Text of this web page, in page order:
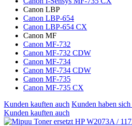
Canon LBP
Canon LBP-654
Canon LBP-654 CX
Canon MF
Canon MF-732
Canon MF-732 CDW
Canon MF-734
Canon MF-734 CDW
Canon MF-735
Canon MF-735 CX
Kunden kauften auch Kunden haben sich
Kunden kauften auch